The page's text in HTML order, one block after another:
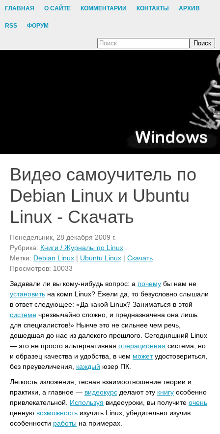
ГЛАВНАЯ О САЙТЕ КОММЕНТАРИИ КОНТАКТЫ АРХИВ
RSS ФОРУМ
Поиск
Видео самоучитель по
Debian Linux и Ubuntu
Linux - Скачать
Понедельник, 28 декабря 2009 г.
Рубрика: Книги / Журналы по Linux
Метки: Debian Linux | Ubuntu Linux | Скачать
Просмотров: 10033
Задавали ли вы кому-нибудь вопрос: а почему бы нам не
установить на комп Linux? Ежели да, то безусловно слышали
в ответ следующее: «Да какой Linux? Заниматься в этой
системе чрезвычайно сложно, и предназначена она лишь
для специалистов!» Нынче это не сильнее чем речь,
дошедшая до нас из далекого прошлого. Сегодняшний Linux
— это не просто альтернативная операционная система, но
и образец качества и удобства, в чем можетудостовериться,
без преувеличения, каждый юзер ПК.
Легкость изложения, тесная взаимоотношение теории и
практики, а главное — видеокурс делают эту книгу особенно
привлекательной. Используя видеоуроки, вы получите очень
ценную возможность изучить Linux, убедительно изучив
особенности работы на примерах.